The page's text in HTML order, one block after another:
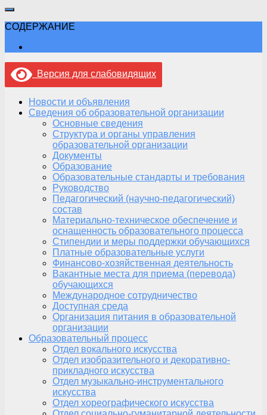
СОДЕРЖАНИЕ
Версия для слабовидящих
Новости и объявления
Сведения об образовательной организации
Основные сведения
Структура и органы управления
образовательной организации
Документы
Образование
Образовательные стандарты и требования
Руководство
Педагогический (научно-педагогический)
состав
Материально-техническое обеспечение и
оснащенность образовательного процесса
Стипендии и меры поддержки обучающихся
Платные образовательные услуги
Финансово-хозяйственная деятельность
Вакантные места для приема (перевода)
обучающихся
Международное сотрудничество
Доступная среда
Организация питания в образовательной
организации
Образовательный процесс
Отдел вокального искусства
Отдел изобразительного и декоративно-
прикладного искусства
Отдел музыкально-инструментального
искусства
Отдел хореографического искусства